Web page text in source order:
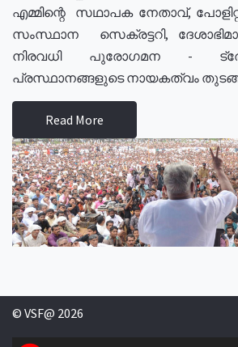
എമ്മിന്റെ സഥാപക നേതാവ്,
സംസ്ഥാന സെക്രട്ടറി,
നിരവധി പുരോഗമന -
പ്രസ്ഥാനങ്ങളുടെ നായകത്വം
Read More
© VSF@ 2026